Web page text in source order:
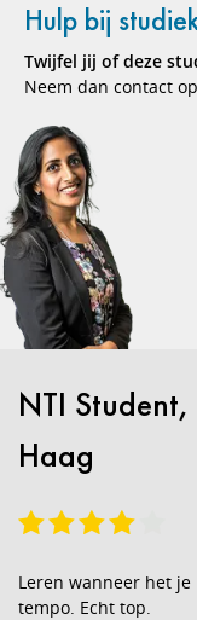
Hulp bij
Twijfel jij of deze
Neem dan contact
NTI
Haag
Leren wanneer het
tempo. Echt top.